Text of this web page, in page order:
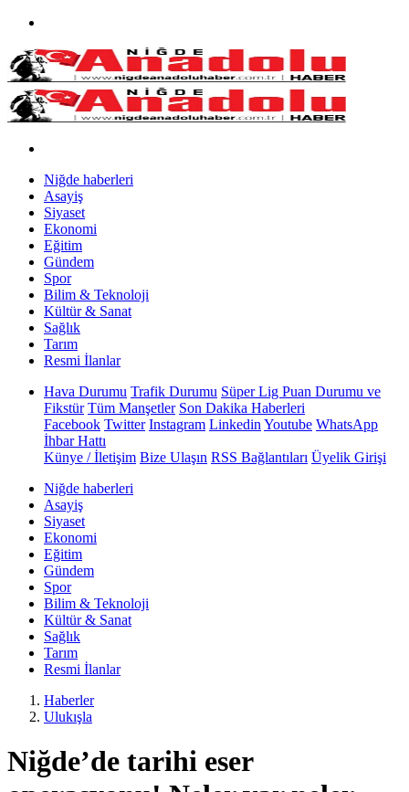
Niğde haberleri
Asayiş
Siyaset
Ekonomi
Eğitim
Gündem
Spor
Bilim & Teknoloji
Kültür & Sanat
Sağlık
Tarım
Resmi İlanlar
Hava Durumu Trafik Durumu Süper Lig Puan Durumu ve
Fikstür Tüm Manşetler Son Dakika Haberleri
Facebook Twitter Instagram Linkedin Youtube WhatsApp
İhbar Hattı
Künye / İletişim Bize Ulaşın RSS Bağlantıları Üyelik Girişi
Niğde haberleri
Asayiş
Siyaset
Ekonomi
Eğitim
Gündem
Spor
Bilim & Teknoloji
Kültür & Sanat
Sağlık
Tarım
Resmi İlanlar
Haberler
Ulukışla
Niğde’de tarihi eser